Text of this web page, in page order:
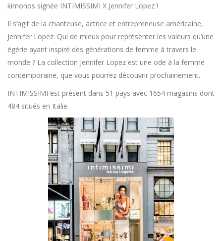
kimonos signée INTIMISSIMI X Jennifer Lopez !
Il s’agit de la chanteuse, actrice et entrepreneuse américaine,
Jennifer Lopez. Qui de mieux pour représenter les valeurs qu’une
égérie ayant inspiré des générations de femme à travers le
monde ? La collection Jennifer Lopez est une ode à la femme
contemporaine, que vous pourrez découvrir prochainement.
INTIMISSIMI est présent dans 51 pays avec 1654 magasins dont
484 situés en Italie.